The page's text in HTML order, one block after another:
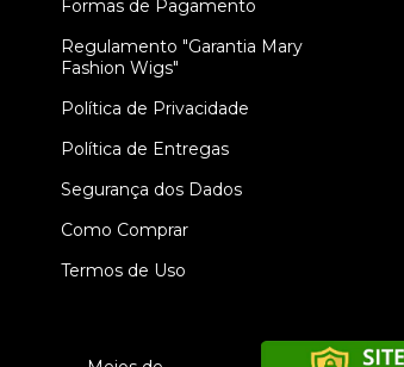
Formas de Pagamento
Regulamento "Garantia Mary
Fashion Wigs"
Política de Privacidade
Política de Entregas
Segurança dos Dados
Como Comprar
Termos de Uso